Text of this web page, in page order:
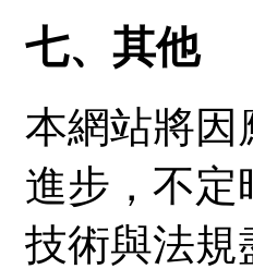
七、其他
本網站將因
進步，不定
技術與法規